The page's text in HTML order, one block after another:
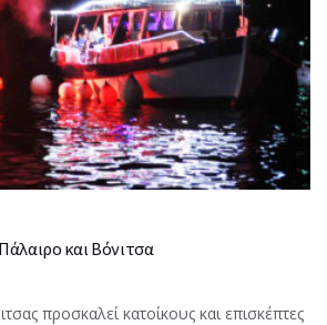
και Βόνιτσα
προσκαλεί κατοίκους και επισκέπτες